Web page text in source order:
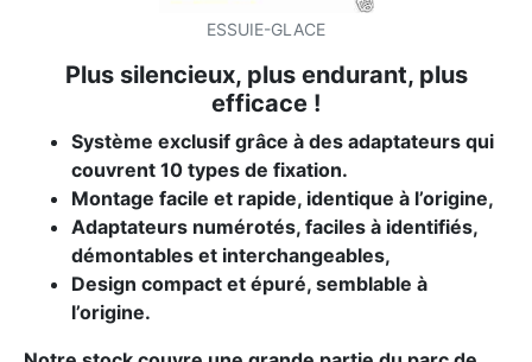
ESSUIE-GLACE
Plus silencieux, plus endurant, plus
efficace !
Système exclusif grâce à des adaptateurs qui
couvrent 10 types de fixation.
Montage facile et rapide, identique à l’origine,
Adaptateurs numérotés, faciles à identifiés,
démontables et interchangeables,
Design compact et épuré, semblable à
l’origine.